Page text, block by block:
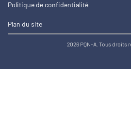
Politique de confidentialité
Plan du site
2026 PQN-A. Tous droits